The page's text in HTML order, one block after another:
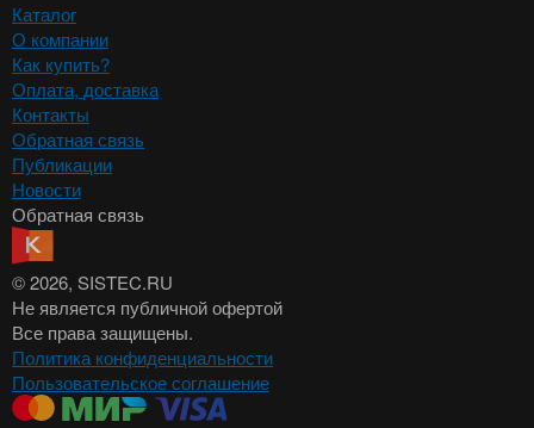
Каталог
О компании
Как купить?
Оплата, доставка
Контакты
Обратная связь
Публикации
Новости
Обратная связь
© 2026, SISTEC.RU
Не является публичной офертой
Все права защищены.
Политика конфиденциальности
Пользовательское соглашение